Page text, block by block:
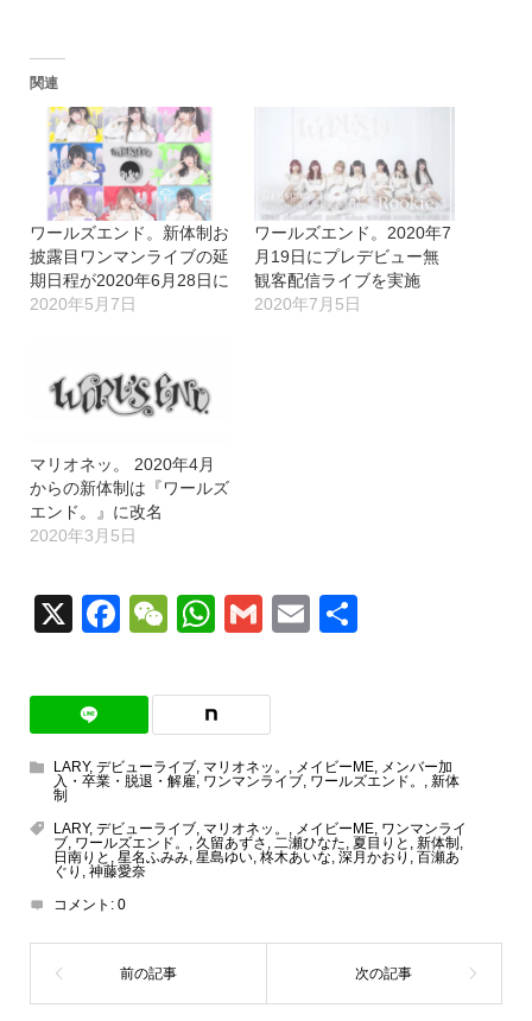
込
み
中…
関連
ワールズエンド。新体制お
披露目ワンマンライブの延
期日程が2020年6月28日に
2020年5月7日
ワールズエンド。2020年7
月19日にプレデビュー無
観客配信ライブを実施
2020年7月5日
マリオネッ。 2020年4月
からの新体制は『ワールズ
エンド。』に改名
2020年3月5日
X Facebook
WeChat
WhatsApp
GmailEmail
LARY, デビューライブ, マリオネッ。 , メイビーME, メンバー加
入・卒業・脱退・解雇, ワンマンライブ, ワールズエンド。 , 新体
制
LARY, デビューライブ, マリオネッ。 , メイビーME, ワンマンライ
ブ, ワールズエンド。 , 久留あずさ , 二瀬ひなた, 夏目りと , 新体制 ,
日南りと , 星名ふみみ, 星島ゆい, 柊木あいな, 深月かおり , 百瀬あ
ぐり , 神藤愛奈
コメント: 0